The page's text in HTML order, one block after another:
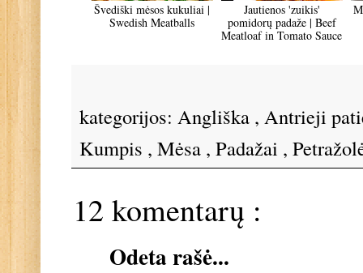
Švediški mėsos kukuliai |
Swedish Meatballs
Jautienos 'zuikis'
pomidorų padaže | Beef
Meatloaf in Tomato Sauce
kategorijos: Angliška , Antrieji
Kumpis , Mėsa , Padažai ,
12 komentarų :
Odeta rašė...